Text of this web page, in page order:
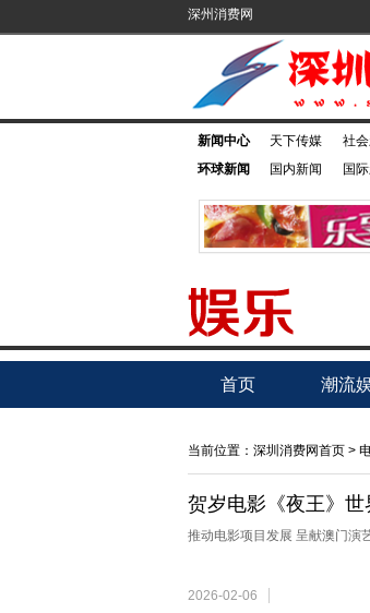
深州消费网
新闻中心 天下传媒
社
环球新闻
国内新闻 国
首页 潮流
当前位置： 深圳消费网首页 >
贺岁电影《夜王》
推动电影项目发展 呈献澳门演
2026-02-06